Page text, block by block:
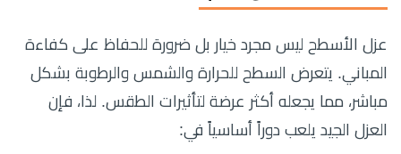
عزل الأسطح ليس مجرد خيار بل ضرورة للحفاظ على كفاءة
المباني. يتعرض السطح للحرارة والشمس والرطوبة بشكل
مباشر، مما يجعله أكثر عرضة لتأثيرات الطقس. لذا، فإن
العزل الجيد يلعب دوراً أساسياً في: